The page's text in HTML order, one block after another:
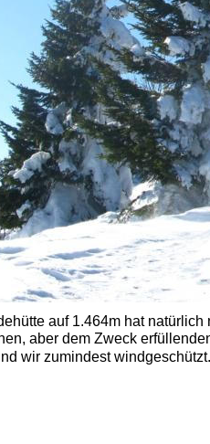
auf 1.464m hat
aber dem Zweck
wir zumindest windgeschützt.